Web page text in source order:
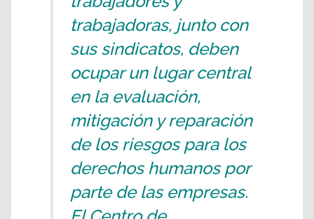
trabajadoras, junto con
sus sindicatos, deben
ocupar un lugar central
en la evaluación,
mitigación y reparación
de los riesgos para los
derechos humanos por
parte de las empresas.